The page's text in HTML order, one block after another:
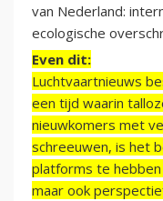
van Nederland:
ecologische
Even dit:
Luchtvaartnieuws
een tijd waarin
nieuwkomers met
schreeuwen, is het
platforms te
maar ook